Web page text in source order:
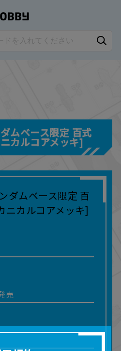
ムベース限定 百式
カルコアメッキ]
売